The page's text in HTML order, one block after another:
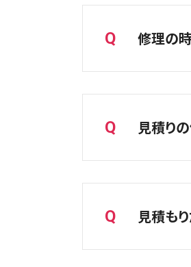
A
はい、予約
ただし、
スムーズ
Q 修理の
A
【店頭修理
iPhone修
直接ご希
【郵送修理
お送りい
Q 見積り
A
【店頭修理
お気軽に
でご相談
Q 見積も